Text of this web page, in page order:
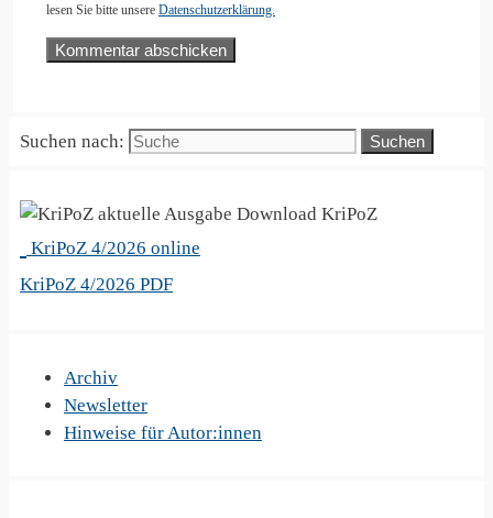
lesen Sie bitte unsere Datenschutzerklärung.
Suchen nach:
KriPoZ
KriPoZ 4/2026 online
KriPoZ 4/2026 PDF
Archiv
Newsletter
Hinweise für Autor:innen